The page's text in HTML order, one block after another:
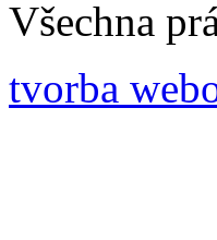
Všechna
tvorba